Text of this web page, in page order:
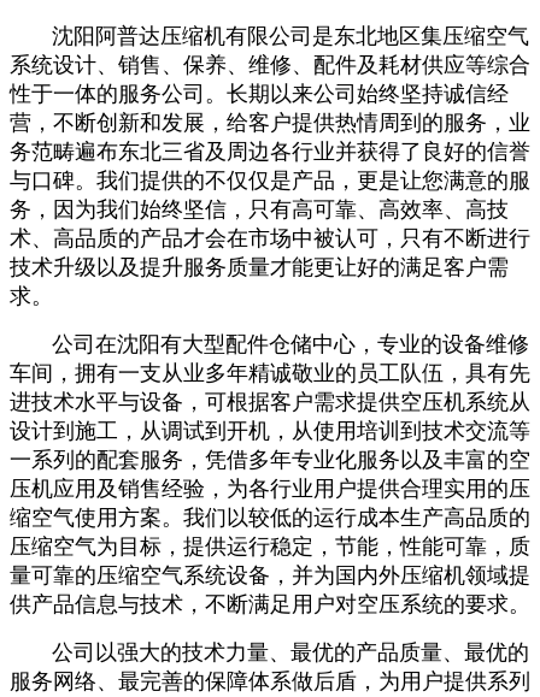
沈阳阿普达压缩机有限公司是东北地区集压缩空气
系统设计、销售、保养、维修、配件及耗材供应等综合
性于一体的服务公司。长期以来公司始终坚持诚信经
营，不断创新和发展，给客户提供热情周到的服务，业
务范畴遍布东北三省及周边各行业并获得了良好的信誉
与口碑。我们提供的不仅仅是产品，更是让您满意的服
务，因为我们始终坚信，只有高可靠、高效率、高技
术、高品质的产品才会在市场中被认可，只有不断进行
技术升级以及提升服务质量才能更让好的满足客户需
求。
公司在沈阳有大型配件仓储中心，专业的设备维修
车间，拥有一支从业多年精诚敬业的员工队伍，具有先
进技术水平与设备，可根据客户需求提供空压机系统从
设计到施工，从调试到开机，从使用培训到技术交流等
一系列的配套服务，凭借多年专业化服务以及丰富的空
压机应用及销售经验，为各行业用户提供合理实用的压
缩空气使用方案。我们以较低的运行成本生产高品质的
压缩空气为目标，提供运行稳定，节能，性能可靠，质
量可靠的压缩空气系统设备，并为国内外压缩机领域提
供产品信息与技术，不断满足用户对空压系统的要求。
公司以强大的技术力量、最优的产品质量、最优的
服务网络、最完善的保障体系做后盾，为用户提供系列